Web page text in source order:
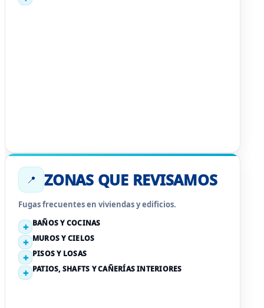
📍 ZONAS QUE REVISAMOS
Fugas frecuentes en viviendas y edificios.
BAÑOS Y COCINAS
MUROS Y CIELOS
PISOS Y LOSAS
PATIOS, SHAFTS Y CAÑERÍAS INTERIORES